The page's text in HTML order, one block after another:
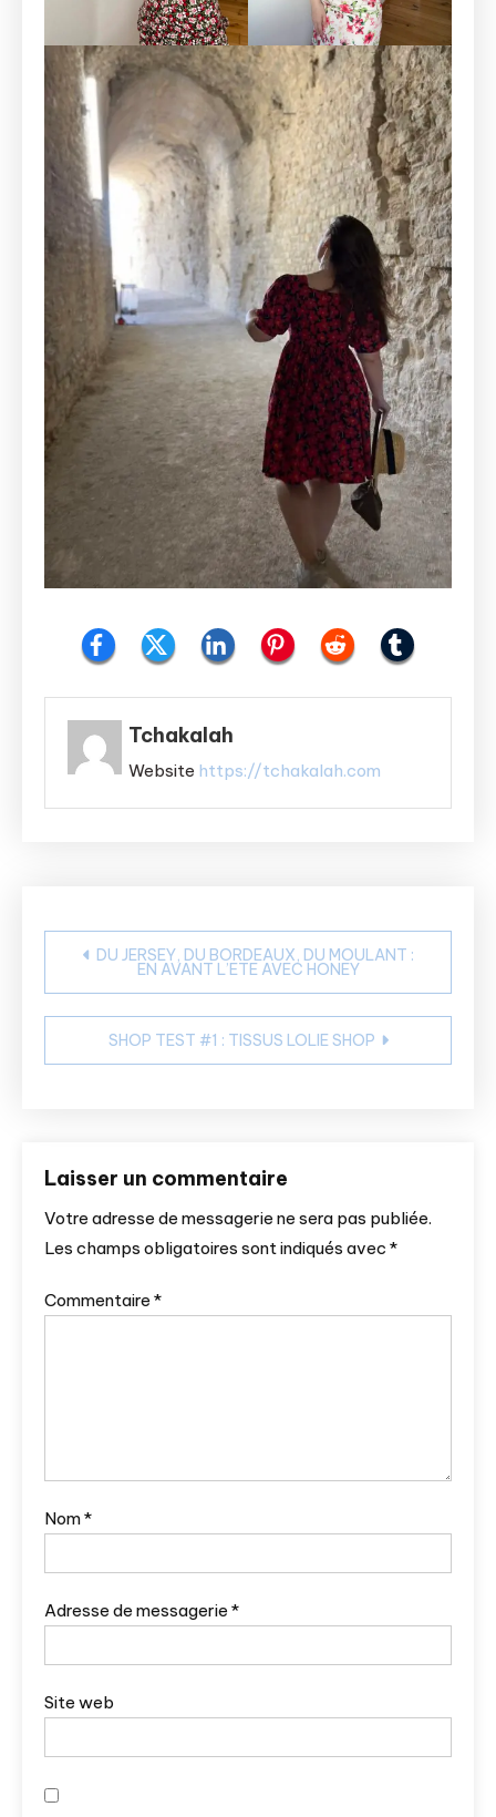
Tchakalah
Website https://tchakalah.com
Navigation
de
l’article
DU JERSEY, DU BORDEAUX, DU MOULANT :
EN AVANT L’ETE AVEC HONEY
SHOP TEST #1 : TISSUS LOLIE SHOP
Laisser un commentaire
Votre adresse de messagerie ne sera pas publiée.
Les champs obligatoires sont indiqués avec *
Commentaire *
Nom*
Adresse de messagerie *
Site web